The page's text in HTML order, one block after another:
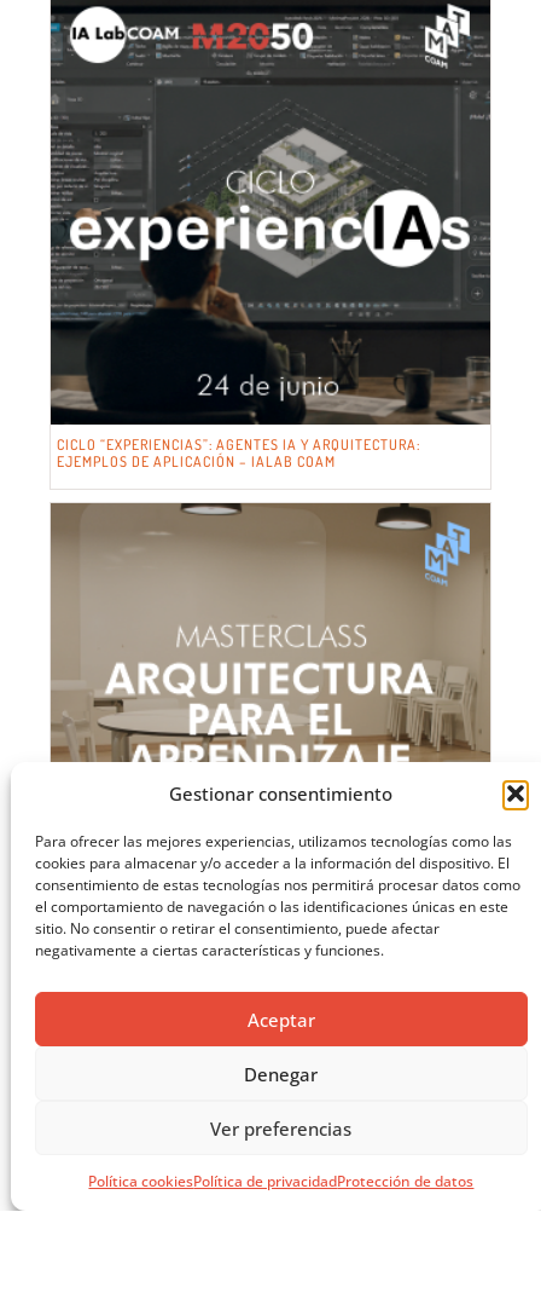
Gestionar consentimiento
Para ofrecer las mejores experiencias, utilizamos tecnologías como las
cookies para almacenar y/o acceder a la información del dispositivo. El
consentimiento de estas tecnologías nos permitirá procesar datos como
el comportamiento de navegación o las identificaciones únicas en este
sitio. No consentir o retirar el consentimiento, puede afectar
negativamente a ciertas características y funciones.
Aceptar
Denegar
Ver preferencias
Política cookiesPolítica de privacidadProtección de datos
CICLO “EXPERIENCIAS”: AGENTES IA Y ARQUITECTURA:
EJEMPLOS DE APLICACIÓN – IALAB COAM
MASTERCLASS: ARQUITECTURA PARA EL APRENDIZAJE
CARGAR MÁS ...